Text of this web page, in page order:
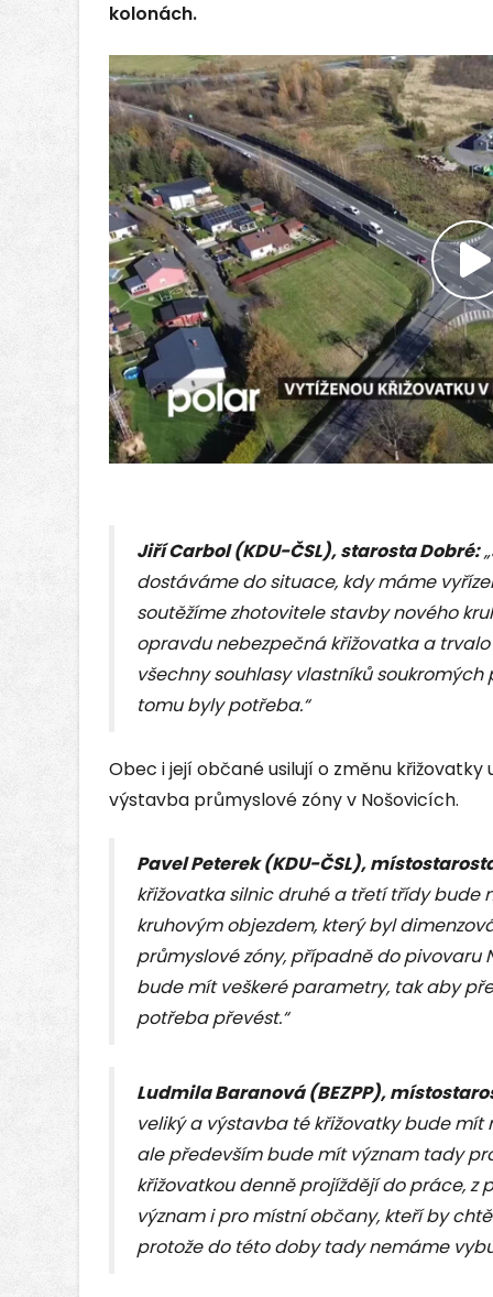
kolonách.
Jiří Carbol (KDU-ČSL), starosta Dobré:
dostáváme do situace, kdy máme
soutěžíme zhotovitele stavby nového
opravdu nebezpečná křižovatka a
všechny souhlasy vlastníků soukromých
tomu byly potřeba.“
Obec i její občané usilují o změnu
výstavba průmyslové zóny v Nošovicích.
Pavel Peterek (KDU-ČSL),
křižovatka silnic druhé a třetí třídy bude
kruhovým objezdem, který byl
průmyslové zóny, případně do pivovaru
bude mít veškeré parametry, tak aby
potřeba převést.“
Ludmila Baranová (BEZPP),
veliký a výstavba té křižovatky bude mít
ale především bude mít význam tady
křižovatkou denně projíždějí do práce, z
význam i pro místní občany, kteří by
protože do této doby tady nemáme